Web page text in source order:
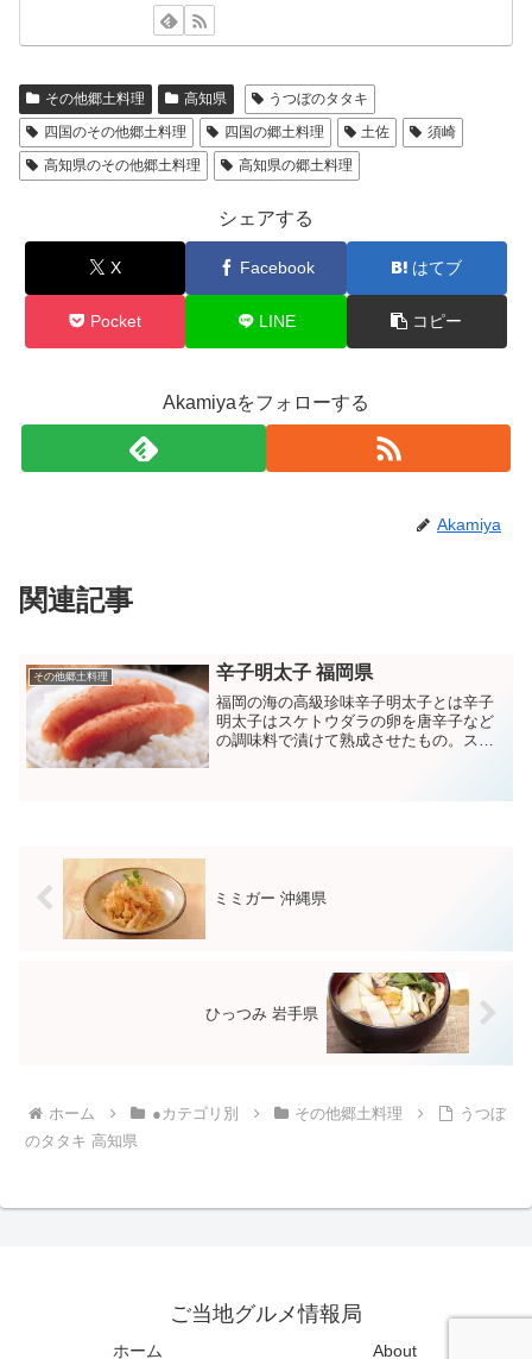
その他郷土料理 高知県
うつぼのタタキ
四国のその他郷土料理
四国の郷土料理 土佐
須崎
高知県のその他郷土料理
高知県の郷土料理
シェアする
X Facebook はてブ
Pocket LINE コピー
Akamiyaをフォローする
Akamiya
関連記事
その他郷土料理 辛子明太子 福岡県
福岡の海の高級珍味辛子明太子とは辛子
明太子はスケトウダラの卵を唐辛子など
の調味料で漬けて熟成させたもの。スケ
ミミガー 沖縄県
ひっつみ 岩手県
ホーム ●カテゴリ別 その他郷土料理
うつぼ
のタタキ 高知県
ご当地グルメ情報局
ホーム About